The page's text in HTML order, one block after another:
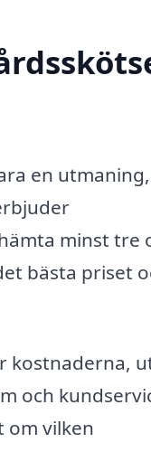
en utmaning,
minst tre
bästa priset
kostnaderna,
och
om vilken